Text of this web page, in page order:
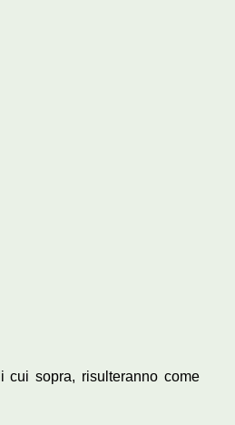
cui sopra, risulteranno come